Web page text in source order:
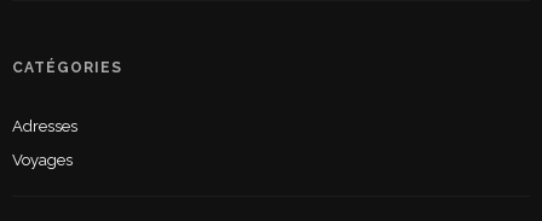
CATÉGORIES
Adresses
Voyages